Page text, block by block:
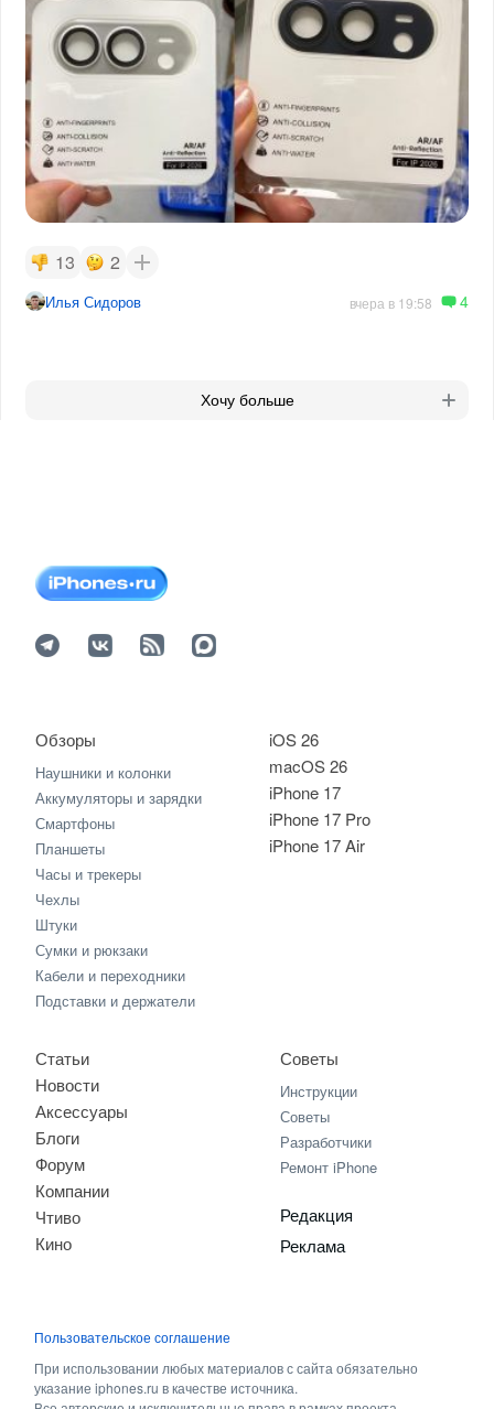
13 2
Илья Сидоров вчера в 19:58 4
Хочу больше
iOS 26
macOS 26
iPhone 17
iPhone 17 Pro
iPhone 17 Air
Обзоры
Наушники и колонки
Аккумуляторы и зарядки
Смартфоны
Планшеты
Часы и трекеры
Чехлы
Штуки
Сумки и рюкзаки
Кабели и переходники
Подставки и держатели
Статьи
Новости
Аксессуары
Блоги
Форум
Компании
Чтиво
Кино
Советы
Инструкции
Советы
Разработчики
Ремонт iPhone
Редакция
Реклама
Пользовательское соглашение
При использовании любых материалов с сайта обязательно
указание iphones.ru в качестве источника.